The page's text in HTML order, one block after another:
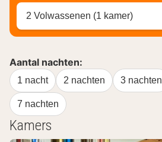
2 Volwassenen (1 kamer)
Aantal nachten:
1 nacht 2 nachten 3 nachten
7 nachten
Kamers